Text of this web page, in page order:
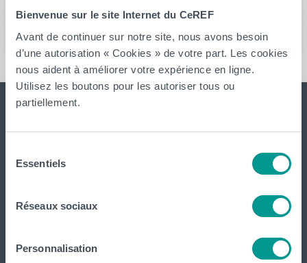
Bienvenue sur le site Internet du CeREF
Avant de continuer sur notre site, nous avons besoin
d’une autorisation « Cookies » de votre part. Les cookies
nous aident à améliorer votre expérience en ligne.
Utilisez les boutons pour les autoriser tous ou
partiellement.
Essentiels
Réseaux sociaux
Personnalisation
pouvez envoyer un mail à
Jean-Baptiste Coulaud
Le CeREF, Centre de Recherche et de Formation continue
continue de la Haute Ecole Louvain en Hainaut.